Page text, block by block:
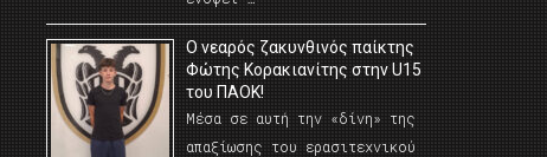
O νεαρός ζακυνθινός παίκτης
Φώτης Κορακιανίτης στην U15
του ΠΑΟΚ!
Μέσα σε αυτή την «δίνη» της
απαξίωσης του ερασιτεχνικού